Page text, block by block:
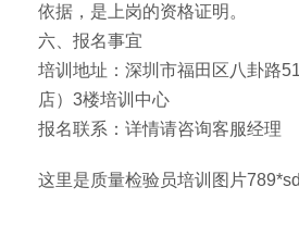
依据，是上岗的资格证明。
六、报名事宜
培训地址：深圳市福田区八卦路
店）3楼培训中心
报名联系：详情请咨询客服经理
这里是质量检验员培训图片